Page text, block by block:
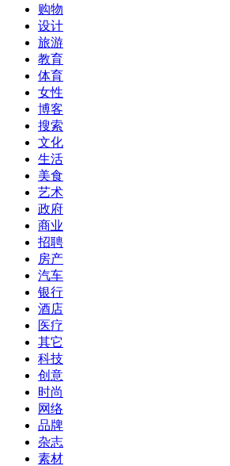
购物
设计
旅游
教育
体育
女性
博客
搜索
文化
生活
美食
艺术
政府
商业
招聘
房产
汽车
银行
酒店
医疗
其它
科技
创意
时尚
网络
品牌
杂志
素材